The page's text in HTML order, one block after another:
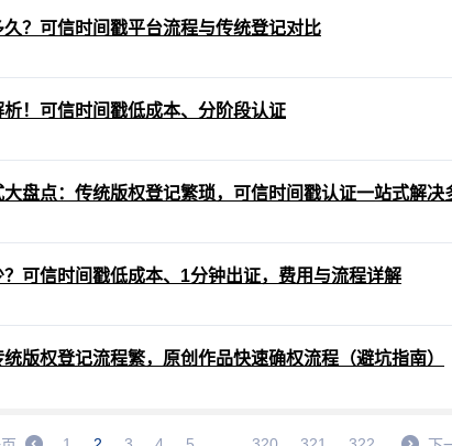
？可信时间戳平台流程与传统登记对比
！可信时间戳低成本、分阶段认证
盘点：传统版权登记繁琐，可信时间戳认证一站式解决
可信时间戳低成本、1分钟出证，费用与流程详解
版权登记流程繁，原创作品快速确权流程（避坑指南）